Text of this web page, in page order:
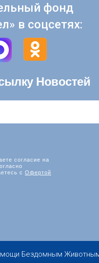
фонд
в соцсетях:
Новостей
согласие на
с Офертой
Бездомным Животным